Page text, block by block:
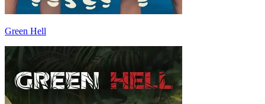
Green Hell